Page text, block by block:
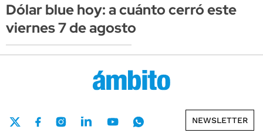
Dólar blue hoy: a cuánto cerró este
viernes 7 de agosto
NEWSLETTER